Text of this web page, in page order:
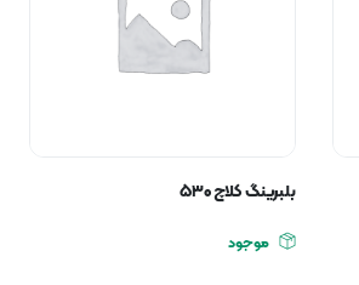
بلبرینگ کلاچ ۵۳۰
موجود